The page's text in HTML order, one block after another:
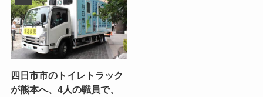
四日市市のトイレトラック
が熊本へ、4人の職員で、